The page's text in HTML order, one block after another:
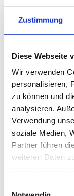
Zustimmung
Diese Webseite
Wir verwenden
personalisieren,
zu können und
analysieren.
Verwendung
soziale Medien,
Partner führen
weiteren Daten
Regel eine
Verbindungen.
WEP.
Vorteile von
im Netz
Hohe